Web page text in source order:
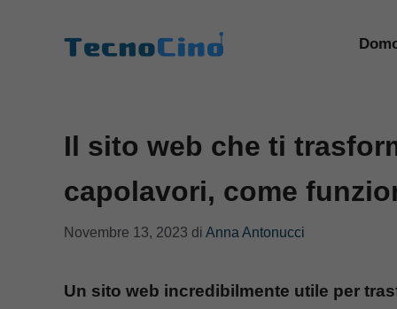
Il sito web che ti
capolavori, come
Novembre 13, 2023 di Anna Antonucci
Un sito web incredibilmente utile per